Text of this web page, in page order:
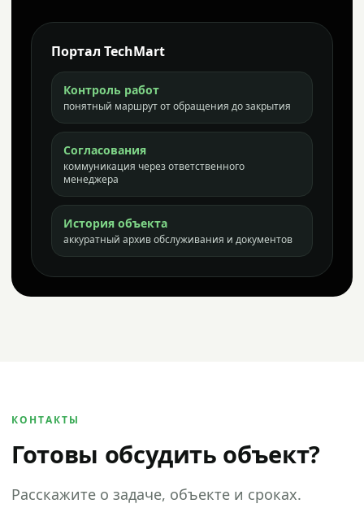
Портал TechMart
Контроль работ
понятный маршрут от обращения до закрытия
Согласования
коммуникация через ответственного
менеджера
История объекта
аккуратный архив обслуживания и документов
КОНТАКТЫ
Готовы обсудить объект?
Расскажите о задаче, объекте и сроках.